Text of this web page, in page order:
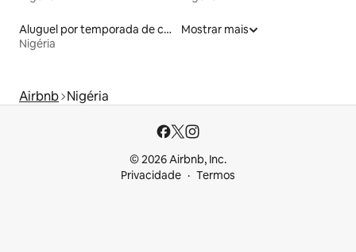
Aluguel por temporada de casas de hóspedes
Nigéria
Mostrar mais
Airbnb Nigéria
© 2026 Airbnb, Inc.
Privacidade
Termos